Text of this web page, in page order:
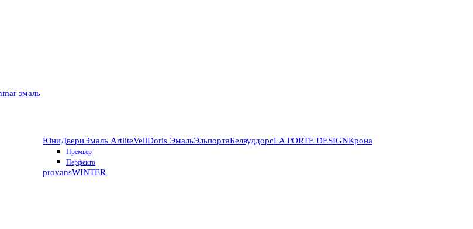
эмаль
ЮниДвериЭмаль ArtliteVellDoris ЭмальЭльпортаБелвуддорсLA PORTE DESIGNКрона
Премьер
Перфекто
provansWINTER